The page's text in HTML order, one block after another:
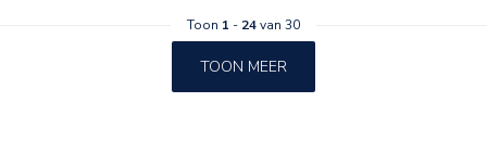
Toon 1 - 24van 30
TOON MEER